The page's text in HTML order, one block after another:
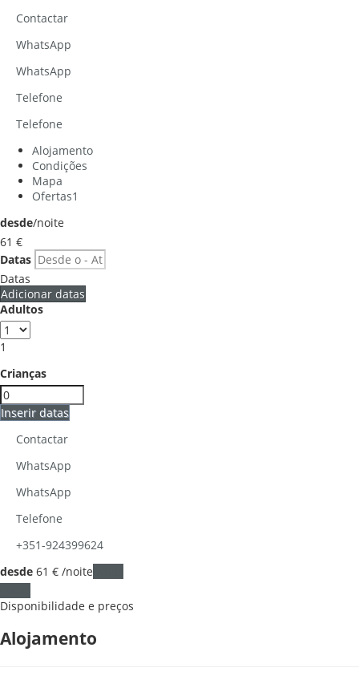
Contactar
WhatsApp
WhatsApp
Telefone
Telefone
Alojamento
Condições
Mapa
Ofertas1
desde/noite
61 €
Datas
Datas
Adicionar datas
Adultos
1
Crianças
Inserir datas
Contactar
WhatsApp
WhatsApp
Telefone
+351-924399624
desde 61 € /noite
Disponibilidade e preços
Alojamento